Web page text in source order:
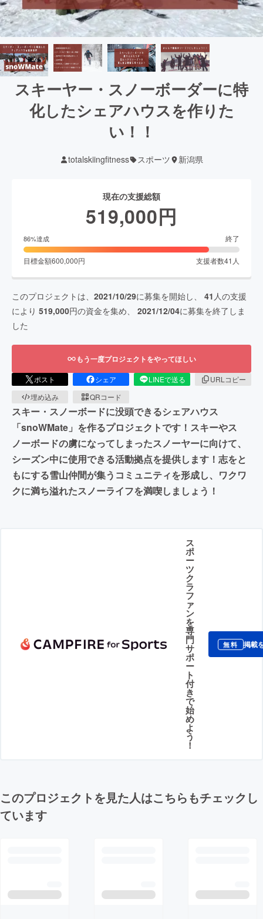
スキーヤー・スノーボーダーに特
化したシェアハウスを作りた
い！！
totalskiingfitness スポーツ 新潟県
現在の支援総額
519,000円
86%達成 終了
目標金額600,000円 支援者数41 人
このプロジェクトは、 2021/10/29に募集を開始し、 41 人の支援
により 519,000円の資金を集め、 2021/12/04に募集を終了しま
した
もう一度プロジェクトをやってほしい
ポスト シェア LINEで送る
URLコピー
埋め込み
QRコード
スキー・スノーボードに没頭できるシェアハウス
「snoWMate」を作るプロジェクトです！スキーやス
ノーボードの虜になってしまったスノーヤーに向けて、
シーズン中に使用できる活動拠点を提供します！志をと
もにする雪山仲間が集うコミュニティを形成し、ワクワ
クに満ち溢れたスノーライフを満喫しましょう！
ス
ポ
ー
ツ
ク
ラ
フ
ァ
ン
を
専
門
サ
ポ
ー
ト
付
き
で
始
め
よ
う
！
無料 掲載
このプロジェクトを見た人はこちらもチェックし
ています